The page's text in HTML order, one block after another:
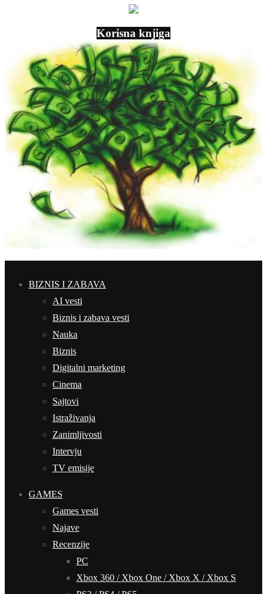
Korisna knjiga
BIZNIS I ZABAVA
AI vesti
Biznis i zabava vesti
Nauka
Biznis
Digitalni marketing
Cinema
Sajtovi
Istraživanja
Zanimljivosti
Intervju
TV emisije
GAMES
Games vesti
Najave
Recenzije
PC
Xbox 360 / Xbox One / Xbox X / Xbox S